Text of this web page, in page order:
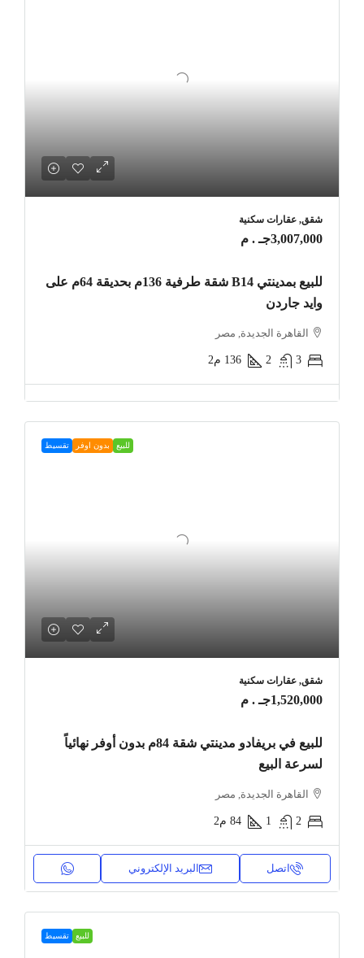
شقق, عقارات سكنية
3,007,000جـ . م
للبيع بمدينتي B14 شقة طرفية 136م بحديقة 64م على
وايد جاردن
القاهرة الجديدة, مصر
3
2
136 م2
للبيع بدون اوفر تقسيط
شقق, عقارات سكنية
1,520,000جـ . م
للبيع في بريفادو مدينتي شقة 84م بدون أوفر نهائياً
لسرعة البيع
القاهرة الجديدة, مصر
2
1
84 م2
اتصل البريد الإلكتروني
للبيع تقسيط